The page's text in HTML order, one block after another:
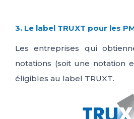
3. Le label TRUXT pour les
Les entreprises qui
notations (soit une notation
éligibles au label TRUXT.